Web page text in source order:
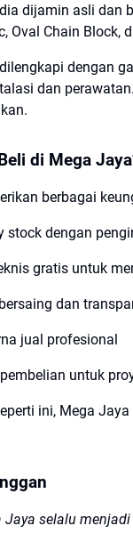
dijamin asli dan
Oval Chain Block,
dengan
dan
di Mega
berbagai
stock dengan
gratis untuk
dan
jual profesional
untuk
ini, Mega
Jaya selalu